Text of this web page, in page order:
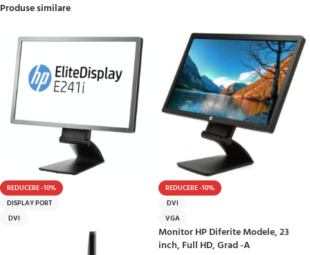
Produse similare
REDUCERE -10%
DISPLAY PORT
DVI
REDUCERE -10%
DVI
VGA
Monitor HP Diferite Modele, 23
inch, Full HD, Grad -A